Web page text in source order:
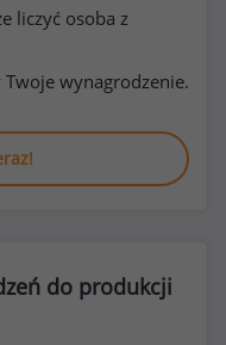
liczyć osoba z
Twoje wynagrodzenie.
do produkcji